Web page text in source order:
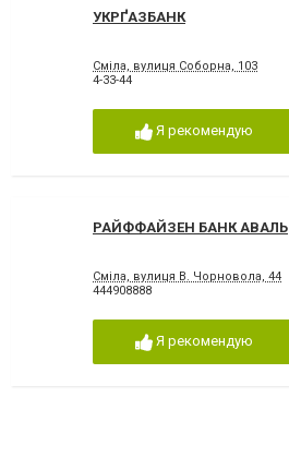
УКРҐАЗБАНК
Сміла, вулиця Соборна, 103
4-33-44
Я рекомендую
РАЙФФАЙЗЕН БАНК АВАЛЬ
Сміла, вулиця В. Чорновола, 44
444908888
Я рекомендую